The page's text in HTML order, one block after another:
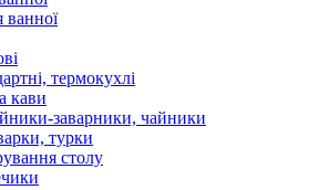
ванної
термокухлі
кави
заварники, чайники
турки
столу